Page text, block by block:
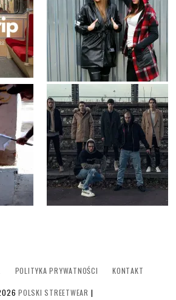
POLITYKA PRYWATNOŚCI
KONTAKT
POLSKI STREETWEAR |